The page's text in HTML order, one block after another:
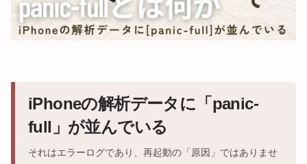
iPhoneの解析データに「panic-
full」が並んでいる
それはエラーログであり、再起動の「原因」ではありませ